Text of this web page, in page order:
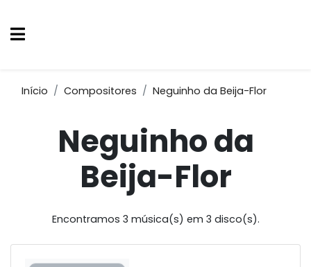
Início Compositores Neguinho da Beija-Flor
Neguinho da
Beija-Flor
Encontramos 3 música(s) em 3 disco(s).